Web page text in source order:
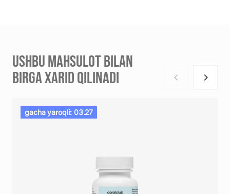
USHBU MAHSULOT BILAN
BIRGA XARID QILINADI
gacha yaroqli: 03.27